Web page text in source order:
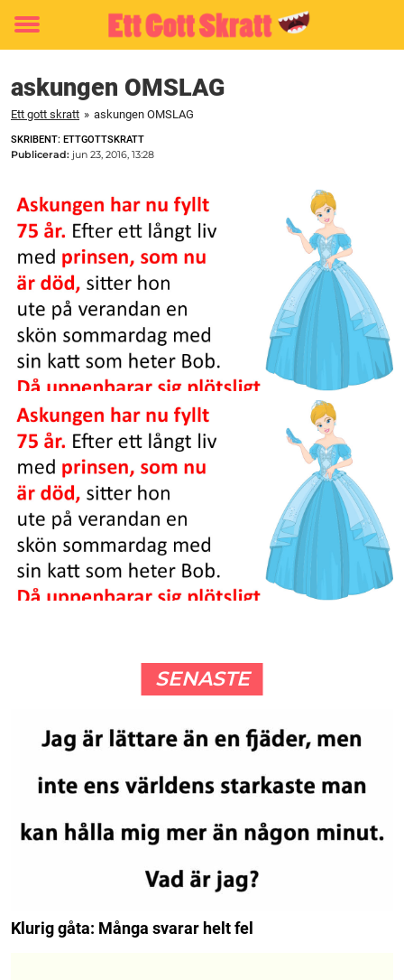
Toggle
askungen OMSLAG
Ett gott skratt » askungen OMSLAG
SKRIBENT: ETTGOTTSKRATT
Publicerad: jun 23, 2016, 13:28
SENASTE
Klurig gåta: Många svarar helt fel